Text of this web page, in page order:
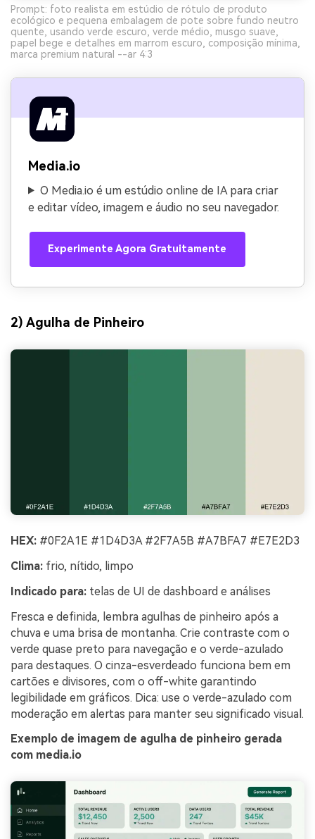
Prompt: foto realista em estúdio de rótulo de produto
ecológico e pequena embalagem de pote sobre fundo neutro
quente, usando verde escuro, verde médio, musgo suave,
papel bege e detalhes em marrom escuro, composição mínima,
marca premium natural --ar 4:3
Media.io
O Media.io é um estúdio online de IA para criar
e editar vídeo, imagem e áudio no seu navegador.
Experimente Agora Gratuitamente
2) Agulha de Pinheiro
HEX: #0F2A1E #1D4D3A #2F7A5B #A7BFA7 #E7E2D3
Clima: frio, nítido, limpo
Indicado para: telas de UI de dashboard e análises
Fresca e definida, lembra agulhas de pinheiro após a
chuva e uma brisa de montanha. Crie contraste com o
verde quase preto para navegação e o verde-azulado
para destaques. O cinza-esverdeado funciona bem em
cartões e divisores, com o off-white garantindo
legibilidade em gráficos. Dica: use o verde-azulado com
moderação em alertas para manter seu significado visual.
Exemplo de imagem de agulha de pinheiro gerada
com media.io